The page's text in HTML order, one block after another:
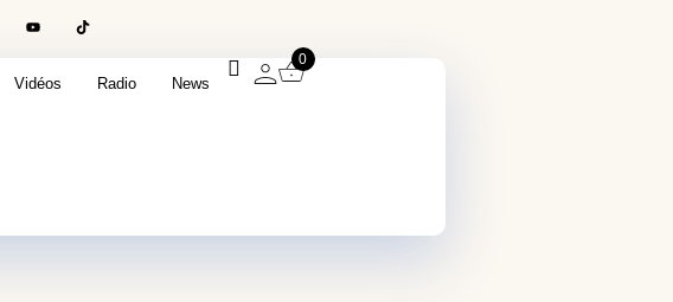
Vidéos Radio News
0